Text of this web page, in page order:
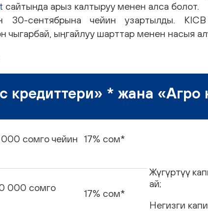
сайтында арыз калтыруу менен алса болот.
30-сентябрына чейин узартылды.
чыгарбай, ыңгайлуу шарттар менен насыя
кредиттери» * жана «Агро
сомго чейин 17% сом*
Жүгүртүү
ай;
Негизги
000 сомго
17% сом*